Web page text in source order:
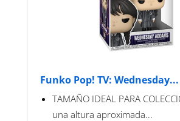
Funko Pop! TV: Wednesday...
TAMAÑO IDEAL PARA
una altura aproximada...